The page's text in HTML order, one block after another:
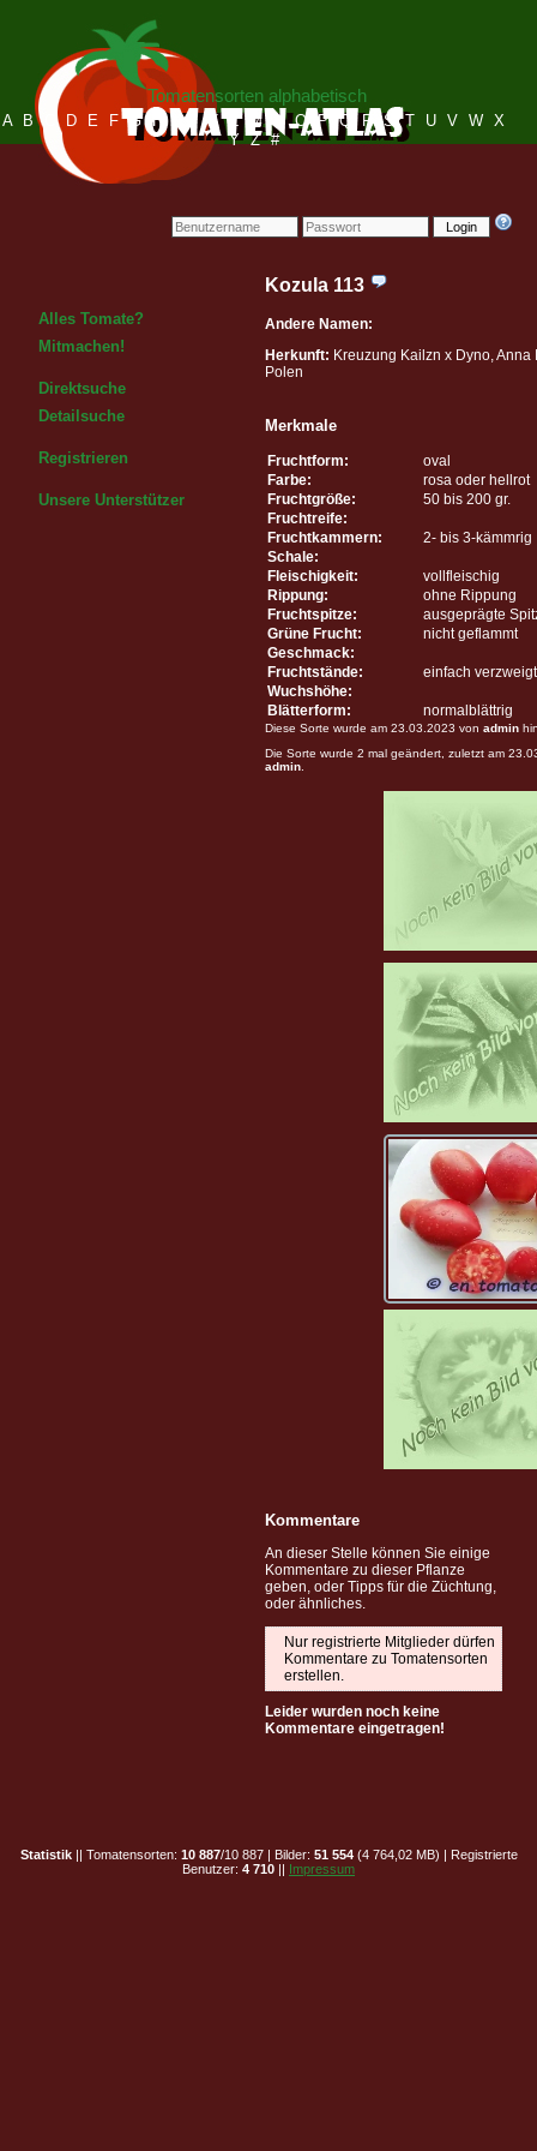
Login
Tomatensorten alphabetisch
A B C D E F G H I J K L M N O P Q R S T U V W X
Y Z #
Alles Tomate?
Mitmachen!
Direktsuche
Detailsuche
Registrieren
Unsere Unterstützer
Kozula 113
Andere Namen:
Herkunft: Kreuzung Kailzn x Dyno, Anna
Polen
Merkmale
Fruchtform:
oval
Farbe:
rosa oder hellrot
Fruchtgröße:
50 bis 200 gr.
Fruchtreife:
Fruchtkammern:
2- bis 3-kämmrig
Schale:
Fleischigkeit:
vollfleischig
Rippung:
ohne Rippung
Fruchtspitze:
ausgeprägte
Grüne Frucht:
nicht geflammt
Geschmack:
Fruchtstände:
einfach verzweigt
Wuchshöhe:
Blätterform:
normalblättrig
Diese Sorte wurde am 23.03.2023 von admin
Die Sorte wurde 2 mal geändert, zuletzt am
admin
Kommentare
An dieser Stelle können Sie einige
Kommentare zu dieser Pflanze
geben, oder Tipps für die Züchtung,
oder ähnliches.
Nur registrierte Mitglieder dürfen
Kommentare zu Tomatensorten
erstellen.
Leider wurden noch keine
Kommentare eingetragen!
Statistik|| Tomatensorten: 10 887/10 887 | Bilder: 51 554(4 764,02 MB) | Registrierte
Benutzer: 4 710 || Impressum